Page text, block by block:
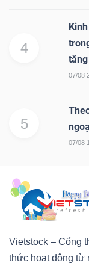
4
07/08
5
07/08
Vietstock – Cổng
thức hoạt động từ